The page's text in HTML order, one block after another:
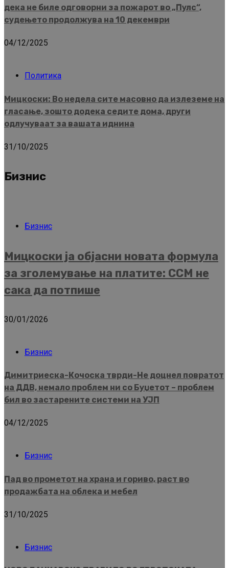
дека не биле одговорни за пожарот во „Пулс“,
судењето продолжува на 10 декември
04/12/2025
Политика
Мицкоски: Во недела сите масовно да излеземе на
гласање, зошто додека седите дома, други
одлучуваат за вашата иднина
31/10/2025
Бизнис
Бизнис
Мицкоски ја објасни новата формула
за зголемување на платите: ССМ не
сака да потпише
30/01/2026
Бизнис
Димитриеска-Кочоска тврди-Не доцнел повратот
на ДДВ, немало проблем ни со Буџетот – проблем
бил во застарените системи на УЈП
04/12/2025
Бизнис
Пад во прометот на храна и гориво, раст во
продажбата на облека и мебел
31/10/2025
Бизнис